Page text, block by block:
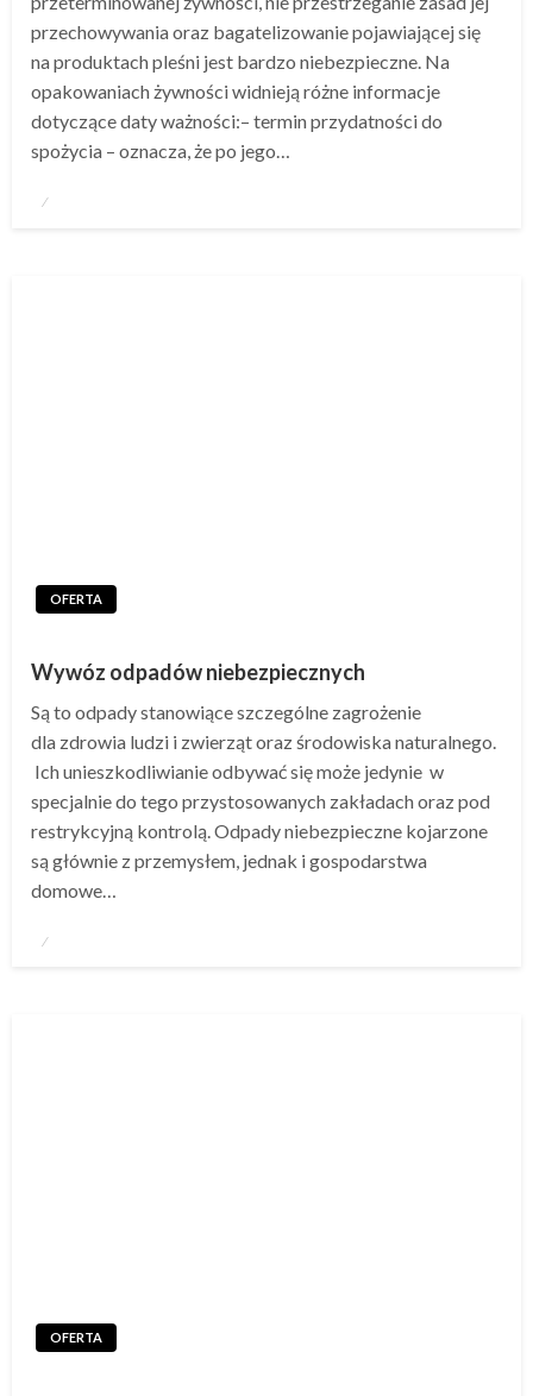
przechowywania oraz bagatelizowanie pojawiającej się
na produktach pleśni jest bardzo niebezpieczne. Na
opakowaniach żywności widnieją różne informacje
dotyczące daty ważności:– termin przydatności do
spożycia – oznacza, że po jego…
Napisano
OFERTA
Wywóz odpadów niebezpiecznych
Są to odpady stanowiące szczególne zagrożenie
dla zdrowia ludzi i zwierząt oraz środowiska naturalnego.
Ich unieszkodliwianie odbywać się może jedynie w
specjalnie do tego przystosowanych zakładach oraz pod
restrykcyjną kontrolą. Odpady niebezpieczne kojarzone
są głównie z przemysłem, jednak i gospodarstwa
domowe…
Napisano
OFERTA